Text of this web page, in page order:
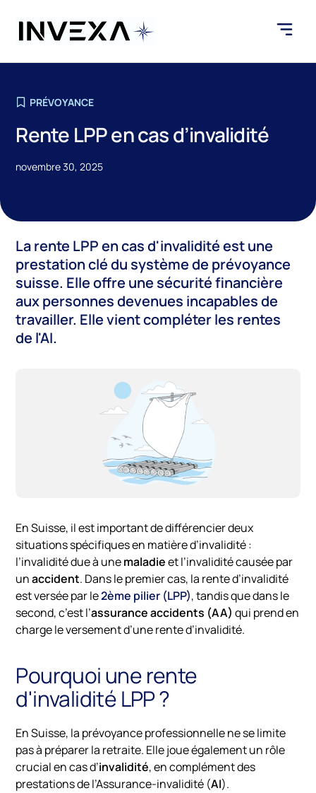
PRÉVOYANCE
Rente LPP en cas d’invalidité
novembre 30, 2025
La rente LPP en cas d'invalidité est une
prestation clé du système de prévoyance
suisse. Elle offre une sécurité financière
aux personnes devenues incapables de
travailler. Elle vient compléter les rentes
de l'AI.
En Suisse, il est important de différencier deux
situations spécifiques en matière d’invalidité :
l’invalidité due à unemaladieet l’invalidité causée par
unaccident. Dans le premier cas, la rente d’invalidité
est versée par le2ème pilier (LPP), tandis que dans le
second, c’est l’assurance accidents (AA) qui prend en
charge le versement d’une rente d’invalidité.
Pourquoi une rente
d'invalidité LPP ?
EnSuisse, la prévoyanceprofessionnelleneselimite
pasà préparerla retraite. Ellejoueégalementun rôle
crucialencasd’invalidité,encomplémentdes
prestationsdel’Assurance-invalidité (AI).